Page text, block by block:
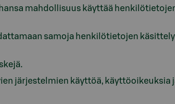
mahdollisuus käyttää
samoja henkilötietojen
järjestelmien käyttöä, käyttöoikeuksia